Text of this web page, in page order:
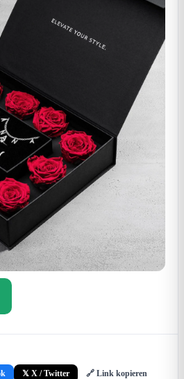
𝕏 X / Twitter 🔗 Link kopieren